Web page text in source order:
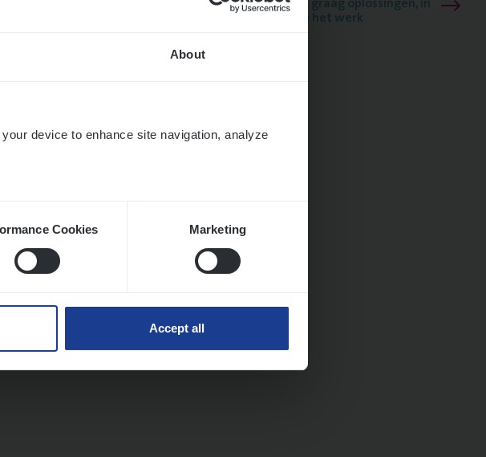
About
device to enhance site navigation, analyze
Cookies Marketing
Accept all
games én op het werk